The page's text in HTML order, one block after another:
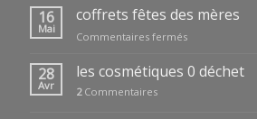
16
Mai
coffrets fêtes des mères
Commentaires ferméssur
fêtes
28
Avr
les cosmétiques 0 déchet
2Commentaires